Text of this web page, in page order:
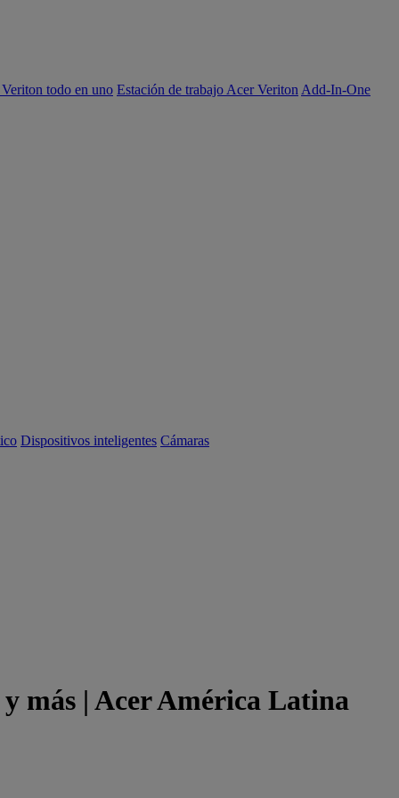
todo en uno Estación de trabajo Acer Veriton Add-In-One
Dispositivos inteligentes Cámaras
más | Acer América Latina